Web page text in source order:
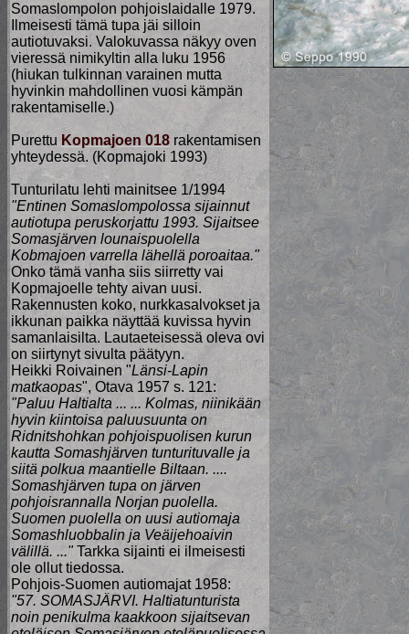
Somaslompolon pohjoislaidalle 1979.
Ilmeisesti tämä tupa jäi silloin
autiotuvaksi. Valokuvassa näkyy oven
vieressä nimikyltin alla luku 1956
(hiukan tulkinnan varainen mutta
hyvinkin mahdollinen vuosi kämpän
rakentamiselle.)
Purettu Kopmajoen 018 rakentamisen
yhteydessä. (Kopmajoki 1993)
Tunturilatu lehti mainitsee 1/1994
"Entinen Somaslompolossa sijainnut
autiotupa peruskorjattu 1993. Sijaitsee
Somasjärven lounaispuolella
Kobmajoen varrella lähellä poroaitaa."
Onko tämä vanha siis siirretty vai
Kopmajoelle tehty aivan uusi.
Rakennusten koko, nurkkasalvokset ja
ikkunan paikka näyttää kuvissa hyvin
samanlaisilta. Lautaeteisessä oleva ovi
on siirtynyt sivulta päätyyn.
Heikki Roivainen "Länsi-Lapin
matkaopas", Otava 1957 s. 121:
"Paluu Haltialta ... ... Kolmas, niinikään
hyvin kiintoisa paluusuunta on
Ridnitshohkan pohjoispuolisen kurun
kautta Somashjärven tunturituvalle ja
siitä polkua maantielle Biltaan. ....
Somashjärven tupa on järven
pohjoisrannalla Norjan puolella.
Suomen puolella on uusi autiomaja
Somashluobbalin ja Veäijehoaivin
välillä. ..."Tarkka sijainti ei ilmeisesti
ole ollut tiedossa.
Pohjois-Suomen autiomajat 1958:
"57. SOMASJÄRVI. Haltiatunturista
noin penikulma kaakkoon sijaitsevan